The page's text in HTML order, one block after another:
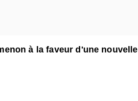
à la faveur d'une nouvelle